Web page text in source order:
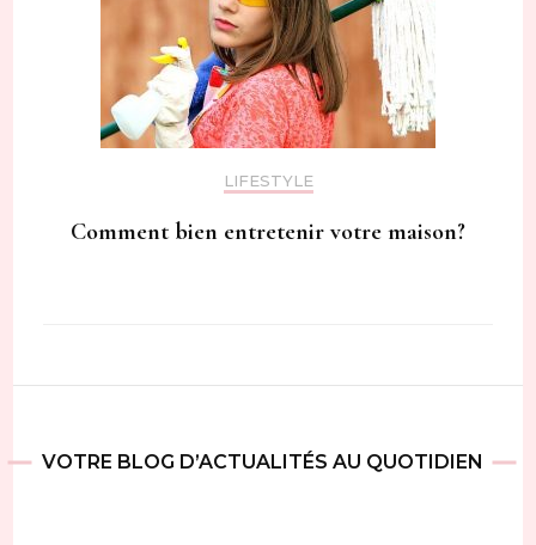
LIFESTYLE
Comment bien entretenir votre maison?
VOTRE BLOG D’ACTUALITÉS AU QUOTIDIEN